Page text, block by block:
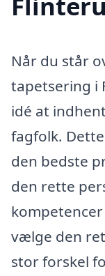
Når du står
tapetsering i
idé at
fagfolk.
den bedste
den rette
vælge den
stor forskel